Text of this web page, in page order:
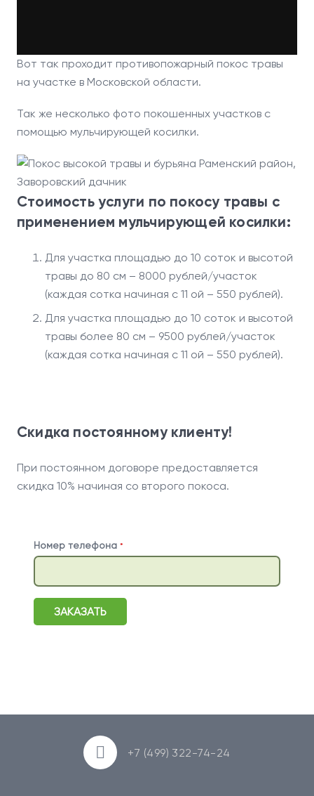
Вот так проходит противопожарный покос травы
на участке в Московской области.
Так же несколько фото покошенных участков с
помощью мульчирующей косилки.
Стоимость услуги по покосу травы с
применением мульчирующей косилки:
Для участка площадью до 10 соток и высотой
травы до 80 см – 8000 рублей/участок
(каждая сотка начиная с 11 ой – 550 рублей).
Для участка площадью до 10 соток и высотой
травы более 80 см – 9500 рублей/участок
(каждая сотка начиная с 11 ой – 550 рублей).
Скидка постоянному клиенту!
При постоянном договоре предоставляется
скидка 10% начиная со второго покоса.
Номер телефона *
ЗАКАЗАТЬ
+7 (499) 322-74-24